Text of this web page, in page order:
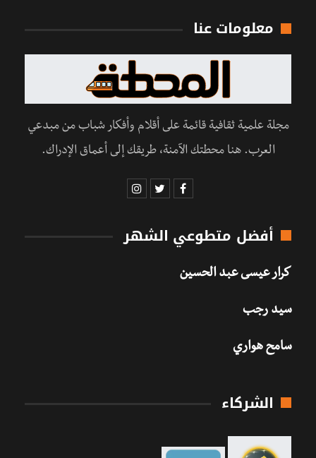
معلومات عنا
مجلة علمية ثقافية قائمة على أقلام وأفكار شباب من مبدعي
العرب. هنا محطتك الآمنة، طريقك إلى أعماق الإدراك.
أفضل متطوعي الشهر
كرار عيسى عبد الحسين
سيد رجب
سامح هواري
الشركاء